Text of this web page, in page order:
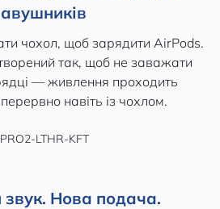
чохол, щоб зарядити AirPods.
так, щоб не заважати
— живлення проходить
навіть із чохлом.
звук. Нова подача.